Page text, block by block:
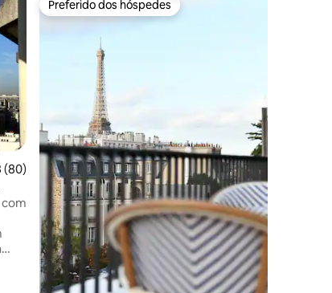
uma avaliação média de 5, 80 avaliações
(80)
Preferido dos hóspedes
Preferido dos hóspedes